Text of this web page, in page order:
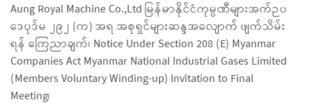
Aung Royal Machine Co.,Ltd မြန်မာနိုင်ငံကုမ္ပဏီများအက်ဉပ
ဒေပုဒ်မ ၂၉၂ (က) အရ အစုရှင်များဆန္ဒအလျောက် ဖျက်သိမ်း
ရန် ကြေညာချက်၊ Notice Under Section 208 (E) Myanmar
Companies Act Myanmar National Industrial Gases Limited
(Members Voluntary Winding-up) Invitation to Final
Meeting၊